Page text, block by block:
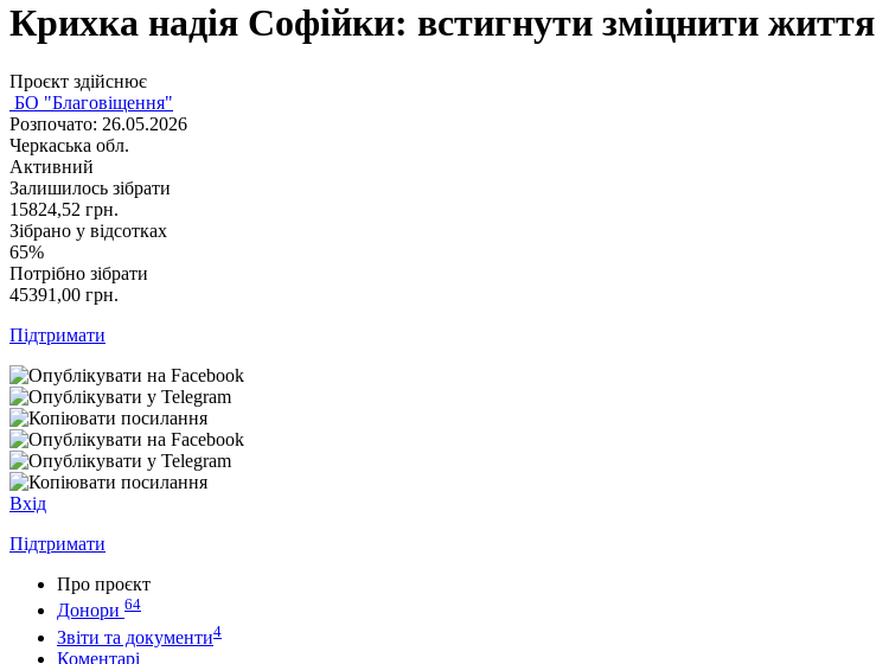
Крихка надія Софійки: встигнути зміцнити життя
Проєкт здійснює
БО "Благовіщення"
Розпочато: 26.05.2026
Черкаська обл.
Активний
Залишилось зібрати
15824,52 грн.
Зібрано у відсотках
65%
Потрібно зібрати
45391,00 грн.
Підтримати
Вхід
Підтримати
Про проєкт
Донори 64
Звіти та документи4
Коментарі